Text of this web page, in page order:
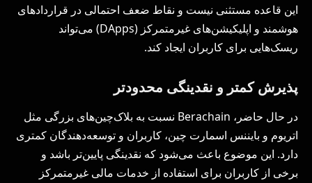
این قاعده مستثنی نیست و نقاط ضعف احتمالی در قراردادهای
هوشمند و اپلیکیشن‌های غیرمتمرکز (DApps) می‌تواند
ریسک‌هایی برای کاربران ایجاد کند.
پذیرش کمتر و نقدینگی محدودتر
در حال حاضر، Berachain نسبت به بلاک‌چین‌های بزرگی مثل
اتریوم و بایننس اسمارت چین، کاربران و توسعه‌دهندگان کمتری
دارد. این موضوع باعث می‌شود که نقدینگی پایین‌تر باشد و
برخی از کاربران برای استفاده از خدمات مالی غیرمتمرکز